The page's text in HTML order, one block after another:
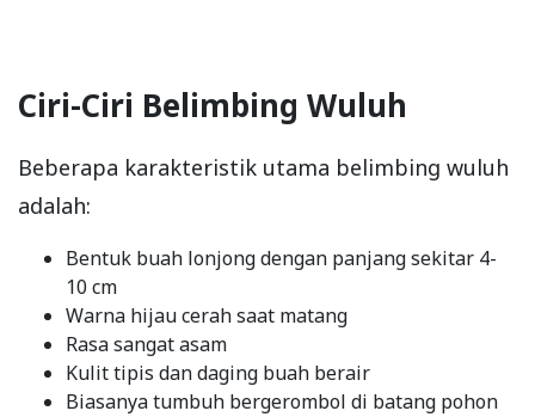
Ciri-Ciri Belimbing Wuluh
Beberapa karakteristik utama belimbing wuluh
adalah:
Bentuk buah lonjong dengan panjang sekitar 4-
10 cm
Warna hijau cerah saat matang
Rasa sangat asam
Kulit tipis dan daging buah berair
Biasanya tumbuh bergerombol di batang pohon